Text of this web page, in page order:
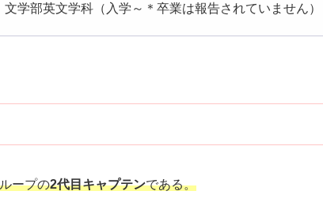
部英文学科（入学～＊卒業は報告されていません）
ープの2代目キャプテンである。